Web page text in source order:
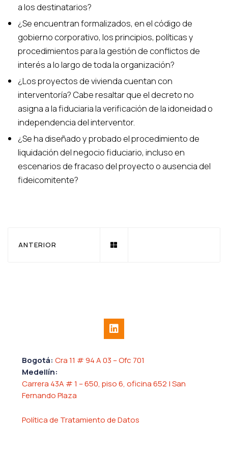
a los destinatarios?
¿Se encuentran formalizados, en el código de
gobierno corporativo, los principios, políticas y
procedimientos para la gestión de conflictos de
interés a lo largo de toda la organización?
¿Los proyectos de vivienda cuentan con
interventoría? Cabe resaltar que el decreto no
asigna a la fiduciaria la verificación de la idoneidad o
independencia del interventor.
¿Se ha diseñado y probado el procedimiento de
liquidación del negocio fiduciario, incluso en
escenarios de fracaso del proyecto o ausencia del
fideicomitente?
ANTERIOR
Bogotá: Cra 11 # 94 A 03 – Ofc 701
Medellín:
Carrera 43A # 1 – 650, piso 6, oficina 652 | San
Fernando Plaza
Política de Tratamiento de Datos